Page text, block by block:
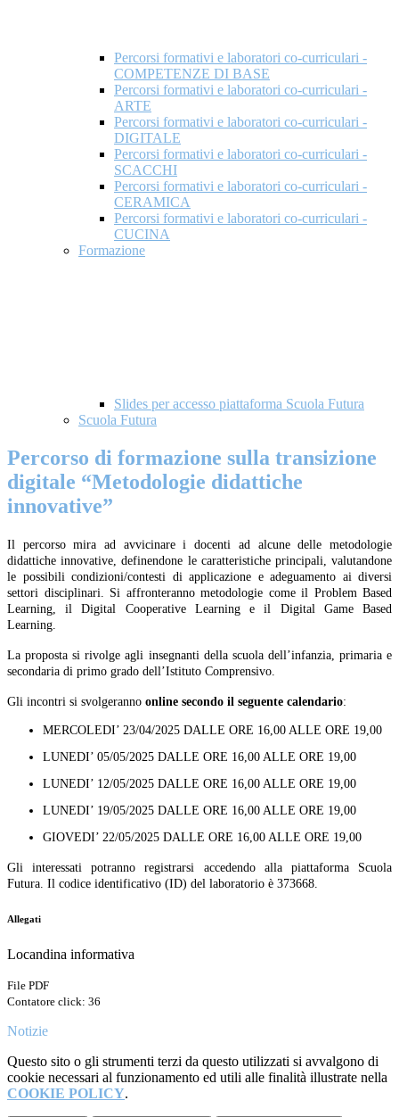
Percorsi formativi e laboratori co-curriculari -
COMPETENZE DI BASE
Percorsi formativi e laboratori co-curriculari -
ARTE
Percorsi formativi e laboratori co-curriculari -
DIGITALE
Percorsi formativi e laboratori co-curriculari -
SCACCHI
Percorsi formativi e laboratori co-curriculari -
CERAMICA
Percorsi formativi e laboratori co-curriculari -
CUCINA
Formazione
Slides per accesso piattaforma Scuola Futura
Scuola Futura
Percorso di formazione sulla transizione
digitale “Metodologie didattiche
innovative”
Il percorso mira ad avvicinare i docenti ad alcune delle metodologie
didattiche innovative, definendone le caratteristiche principali, valutandone
le possibili condizioni/contesti di applicazione e adeguamento ai diversi
settori disciplinari. Si affronteranno metodologie come il Problem Based
Learning, il Digital Cooperative Learning e il Digital Game Based
Learning.
La proposta si rivolge agli insegnanti della scuola dell’infanzia, primaria e
secondaria di primo grado dell’Istituto Comprensivo.
Gli incontri si svolgeranno online secondo il seguente calendario:
MERCOLEDI’ 23/04/2025 DALLE ORE 16,00 ALLE ORE 19,00
LUNEDI’ 05/05/2025 DALLE ORE 16,00 ALLE ORE 19,00
LUNEDI’ 12/05/2025 DALLE ORE 16,00 ALLE ORE 19,00
LUNEDI’ 19/05/2025 DALLE ORE 16,00 ALLE ORE 19,00
GIOVEDI’ 22/05/2025 DALLE ORE 16,00 ALLE ORE 19,00
Gli interessati potranno registrarsi accedendo alla piattaforma Scuola
Futura. Il codice identificativo (ID) del laboratorio è 373668.
Allegati
Locandina informativa
File PDF
Contatore click: 36
Notizie
Questo sito o gli strumenti terzi da questo utilizzati si avvalgono di
cookie necessari al funzionamento ed utili alle finalità illustrate nella
COOKIE POLICY.